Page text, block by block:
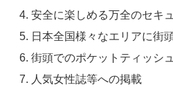
安全に楽しめる万全のセキ
日本全国様々なエリアに街
街頭でのポケットティッシ
人気女性誌等への掲載